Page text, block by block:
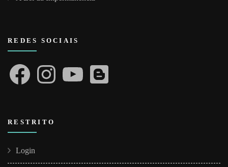
REDES SOCIAIS
FacebookInstagramYouTube Blogger
RESTRITO
Login